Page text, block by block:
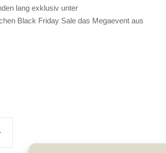
lang exklusiv unter
Black Friday Sale das Megaevent aus